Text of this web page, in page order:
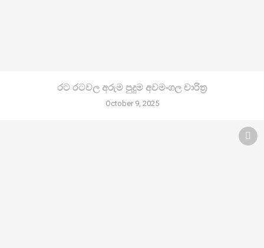
රට රටවල අරුම පුදුම අවමංගල චාරිත්‍ර
October 9, 2025